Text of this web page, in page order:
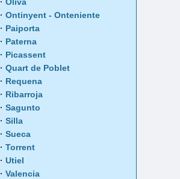
Ontinyent - Onteniente
Paiporta
Paterna
Picassent
Quart de Poblet
Requena
Ribarroja
Sagunto
Silla
Sueca
Torrent
Utiel
Valencia